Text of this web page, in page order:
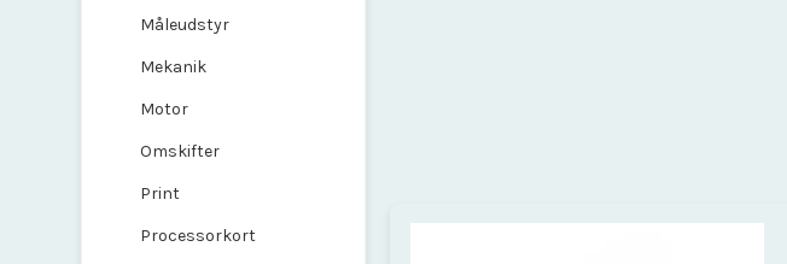
Måleudstyr
Mekanik
Motor
Omskifter
Print
Processorkort